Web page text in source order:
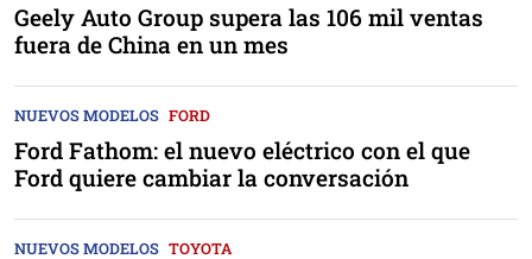
Geely Auto Group supera las 106 mil ventas
fuera de China en un mes
NUEVOS MODELOS FORD
Ford Fathom: el nuevo eléctrico con el que
Ford quiere cambiar la conversación
NUEVOS MODELOS TOYOTA